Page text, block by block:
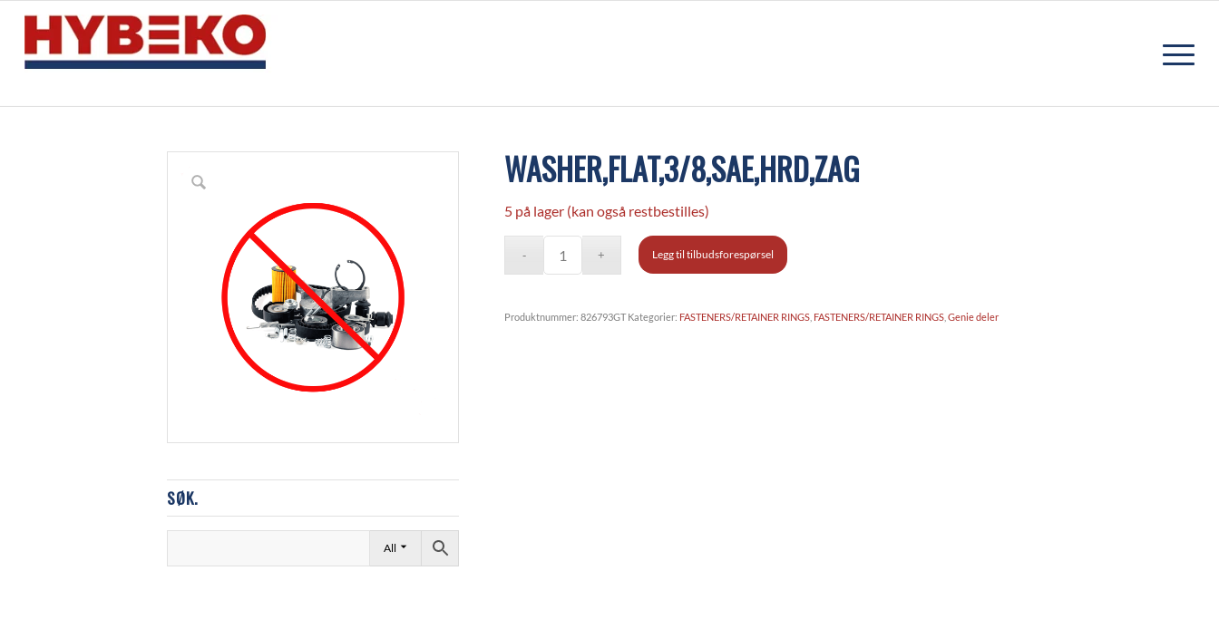
SØK.
All
WASHER,FLAT,3/8,SAE,HRD,ZAG
5 på lager (kan også restbestilles)
Legg til tilbudsforespørsel
Produktnummer:826793GT Kategorier: FASTENERS/RETAINER RINGS FASTENERS/RETAINER RINGS ,Genie deler